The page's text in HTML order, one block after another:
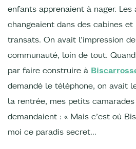
enfants apprenaient à nager. Les
changeaient dans des cabines
transats. On avait l’impression
communauté, loin de tout.
par faire construire à
demandé le téléphone, on avait
la rentrée, mes petits
demandaient : « Mais c’est où
moi ce paradis secret...